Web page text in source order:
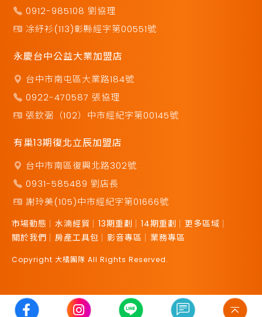
0912-985108 劉協理
凃紓衫(113)彰縣經字第00551號
永慶台中公益大業加盟店
台中市南屯區大業路184號
0922-470587 張協理
張欽弼（102）中市經紀字第00145號
有巢13期復北立辰加盟店
台中市南區復興北路302號
0931-585489 劉店長
謝玲美(105)中市經紀字第01666號
市場動態 水湳經貿 13期重劃 14期重劃
更多區域
關於我們
房產工具包 影音專區 業務專區
Copyright 大橘團隊 All Rights Reserved.